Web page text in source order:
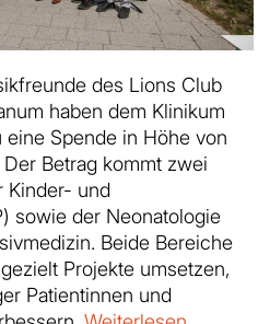
des Lions Club
haben dem Klinikum
Spende in Höhe von
Betrag kommt zwei
Kinder- und
sowie der Neonatologie
Beide Bereiche
Projekte umsetzen,
Patientinnen und